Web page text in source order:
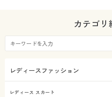
よくある質問とお問い合わせ
カテゴリ
レディースファッション
レディース スカート